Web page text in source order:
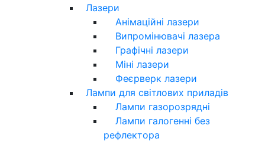
Лазери
Анімаційні лазери
Випромінювачі лазера
Графічні лазери
Міні лазери
Феєрверк лазери
Лампи для світлових приладів
Лампи газорозрядні
Лампи галогенні без
рефлектора